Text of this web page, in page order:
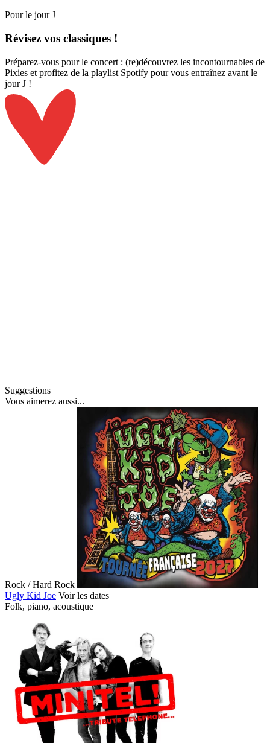
Pour le jour J
Révisez vos classiques !
Préparez-vous pour le concert : (re)découvrez les incontournables de
Pixies et profitez de la playlist Spotify pour vous entraînez avant le
jour J !
Suggestions
Vous aimerez aussi...
Rock / Hard Rock
Ugly Kid Joe Voir les dates
Folk, piano, acoustique